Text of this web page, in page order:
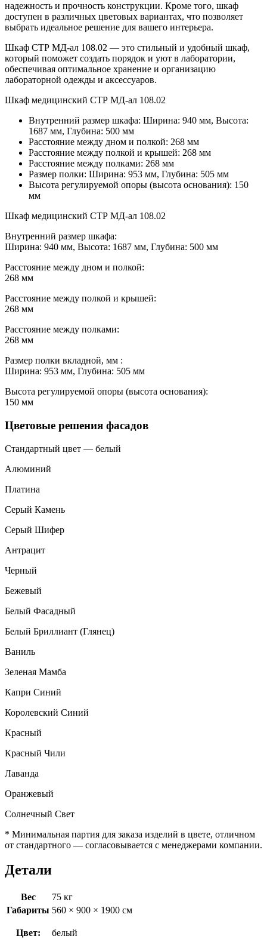
надежность и прочность конструкции. Кроме того, шкаф
доступен в различных цветовых вариантах, что позволяет
выбрать идеальное решение для вашего интерьера.
Шкаф СТР МД-ал 108.02 — это стильный и удобный шкаф,
который поможет создать порядок и уют в лаборатории,
обеспечивая оптимальное хранение и организацию
лабораторной одежды и аксессуаров.
Шкаф медицинский СТР МД-ал 108.02
Внутренний размер шкафа: Ширина: 940 мм, Высота:
1687 мм, Глубина: 500 мм
Расстояние между дном и полкой: 268 мм
Расстояние между полкой и крышей: 268 мм
Расстояние между полками: 268 мм
Размер полки: Ширина: 953 мм, Глубина: 505 мм
Высота регулируемой опоры (высота основания): 150
мм
Шкаф медицинский СТР МД-ал 108.02
Внутренний размер шкафа:
Ширина: 940 мм, Высота: 1687 мм, Глубина: 500 мм
Расстояние между дном и полкой:
268 мм
Расстояние между полкой и крышей:
268 мм
Расстояние между полками:
268 мм
Размер полки вкладной, мм :
Ширина: 953 мм, Глубина: 505 мм
Высота регулируемой опоры (высота основания):
150 мм
Цветовые решения фасадов
Стандартный цвет — белый
Алюминий
Платина
Серый Камень
Серый Шифер
Антрацит
Черный
Бежевый
Белый Фасадный
Белый Бриллиант (Глянец)
Ваниль
Зеленая Мамба
Капри Синий
Королевский Синий
Красный
Красный Чили
Лаванда
Оранжевый
Солнечный Свет
* Минимальная партия для заказа изделий в цвете, отличном
от стандартного — согласовывается с менеджерами компании.
Детали
Вес
75 кг
Габариты 560 × 900 × 1900 см
Цвет: белый